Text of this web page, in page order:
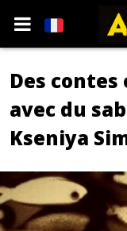
Des
avec du
Kseniya